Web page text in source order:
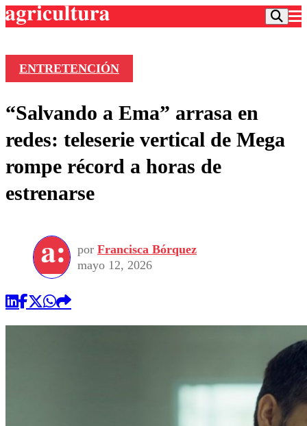
Frecuencias
Agricultura TV
Deportes
Colo Colo
Motor
Torneo Internacional
Torneo Nacional
Entretención
Internacional
Nacional
Vida Social
Programas
Comercial
ENTRETENCIÓN
“Salvando a Ema” arrasa en
redes: teleserie vertical de Mega
rompe récord a horas de
estrenarse
por Francisca Bórquez
mayo 12, 2026